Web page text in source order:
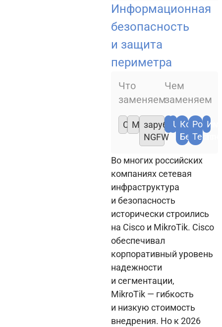
Информационная
безопасность
и защита
периметра
Что
заменяем
Cisco
MikroTik
зарубежные
NGFW
Чем
заменяем
Ideco
UserGate
Код
Во многих российских
компаниях сетевая
инфраструктура
и безопасность
исторически строились
на Cisco и MikroTik. Cisco
обеспечивал
корпоративный уровень
надежности
и сегментации,
MikroTik — гибкость
и низкую стоимость
внедрения. Но к 2026